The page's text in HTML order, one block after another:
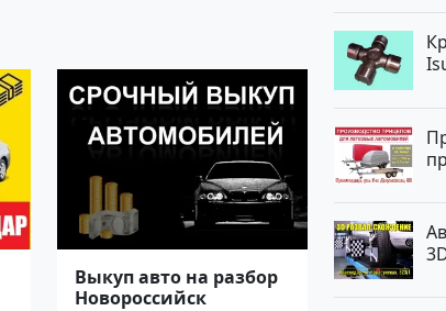
Выкуп авто на разбор
Новороссийск